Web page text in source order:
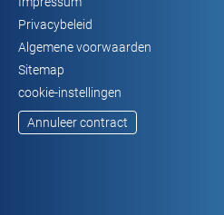
Privacybeleid
Algemene voorwaarden
Sitemap
cookie-instellingen
Annuleer contract